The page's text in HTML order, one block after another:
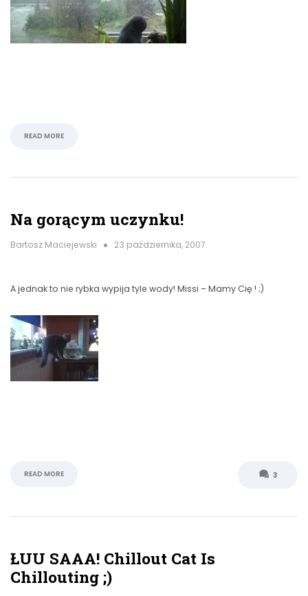
READ MORE
Na gorącym uczynku!
Bartosz Maciejewski 23 października, 2007
A jednak to nie rybka wypija tyle wody! Missi – Mamy Cię ! ;)
READ MORE 3
ŁUU SAAA! Chillout Cat Is
Chillouting ;)